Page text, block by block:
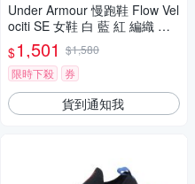
Under Armour 慢跑鞋 Flow Vel
ociti SE 女鞋 白 藍 紅 編織 輕
量 緩衝 運動鞋 UA 302401710
5
$1,501 $1,580
限時下殺
券
貨到通知我